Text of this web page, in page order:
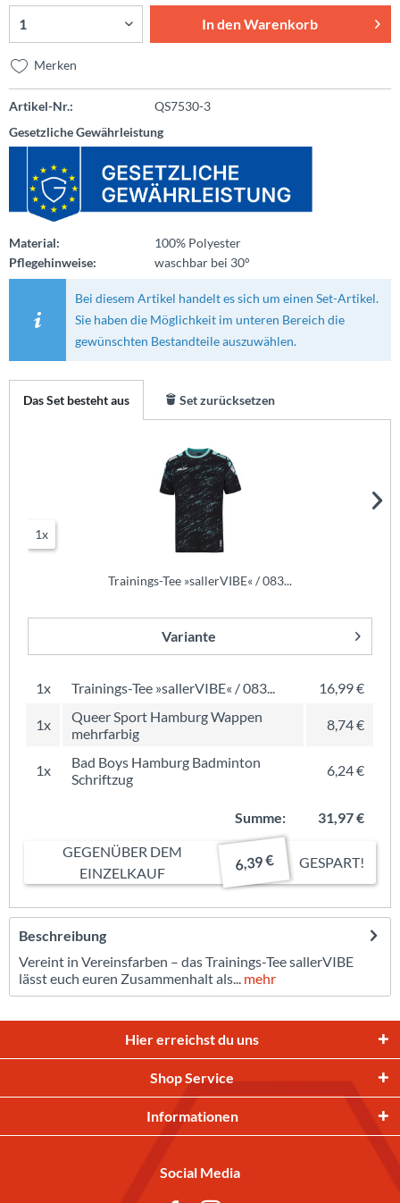
In denWarenkorb
Merken
Artikel-Nr.:
QS7530-3
Gesetzliche Gewährleistung
Material:
100% Polyester
Pflegehinweise:
waschbar bei 30°
Bei diesem Artikel handelt es sich um einen Set-Artikel.
Sie haben die Möglichkeit im unteren Bereich die
gewünschten Bestandteile auszuwählen.
Das Set besteht aus Set zurücksetzen
1x
Trainings-Tee »sallerVIBE« / 083...
Variante
1x Trainings-Tee »sallerVIBE« / 083... 16,99 €
1x
Queer Sport Hamburg Wappen
mehrfarbig
8,74 €
1x
Bad Boys Hamburg Badminton
Schriftzug
6,24 €
Summe:
31,97 €
GEGENÜBER DEM
EINZELKAUF
6,39 € GESPART!
Beschreibung
Vereint in Vereinsfarben – das Trainings-Tee sallerVIBE
lässt euch euren Zusammenhalt als... mehr
Hier erreichst du uns
Shop Service
Informationen
Social Media